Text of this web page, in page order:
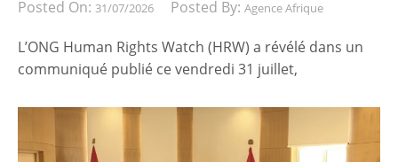
Posted On: 31/07/2026 Posted By: Agence Afrique
L’ONG Human Rights Watch (HRW) a révélé dans un
communiqué publié ce vendredi 31 juillet,